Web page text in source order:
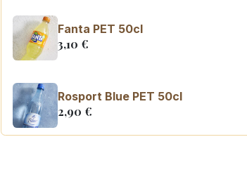
Fanta PET 50cl
3,10 €
Rosport Blue PET 50cl
2,90 €